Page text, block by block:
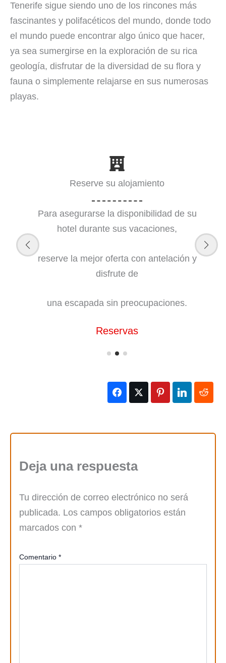
Tenerife sigue siendo uno de los rincones más
fascinantes y polifacéticos del mundo, donde todo
el mundo puede encontrar algo único que hacer,
ya sea sumergirse en la exploración de su rica
geología, disfrutar de la diversidad de su flora y
fauna o simplemente relajarse en sus numerosas
playas.
Descubra la multitud de actividades y
Reserve en línea
Deja una respuesta
Tu dirección de correo electrónico no será
publicada. Los campos obligatorios están
marcados con *
Comentario *